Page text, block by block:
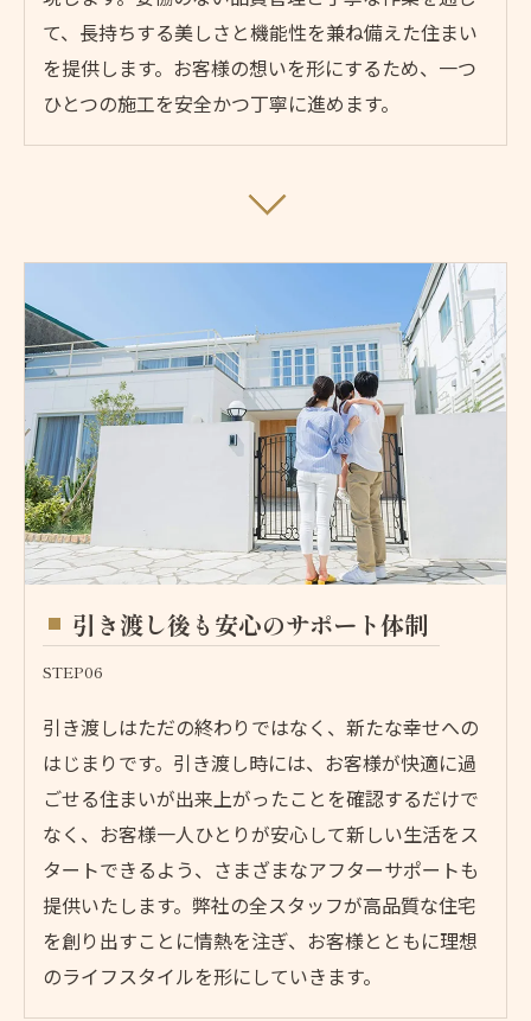
て、長持ちする美しさと機能性を兼ね備えた住まい
を提供します。お客様の想いを形にするため、一つ
ひとつの施工を安全かつ丁寧に進めます。
引き渡し後も安心のサポート体制
STEP06
引き渡しはただの終わりではなく、新たな幸せへの
はじまりです。引き渡し時には、お客様が快適に過
ごせる住まいが出来上がったことを確認するだけで
なく、お客様一人ひとりが安心して新しい生活をス
タートできるよう、さまざまなアフターサポートも
提供いたします。弊社の全スタッフが高品質な住宅
を創り出すことに情熱を注ぎ、お客様とともに理想
のライフスタイルを形にしていきます。